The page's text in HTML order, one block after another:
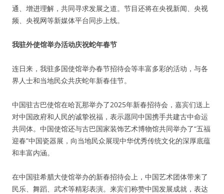
通、增进理解，共同寻求发展之道。节目还将在央视新闻、央视
频、央视网等新媒体平台同步上线。
我驻外使馆举办活动庆祝蛇年春节
连日来，我驻多国使馆举办春节招待会等丰富多彩的活动，与各
界人士和当地民众共庆蛇年新春佳节。
中国驻古巴使馆在哈瓦那举办了2025年新春招待会，嘉宾们送上
对中国政府和人民的诚挚祝福，表示愿同中国携手共建古中命运
共同体。中国使馆还与古巴国家装饰艺术博物馆共同举办了“五福
迎春”中国瓷器展，向当地民众展现中华优秀传统文化的深厚底蕴
和丰富内涵。
在中国驻希腊大使馆举办的新春招待会上，中国艺术团体带来了
民乐、舞蹈、武术等精彩表演。来宾们称赞中国发展成就，表达